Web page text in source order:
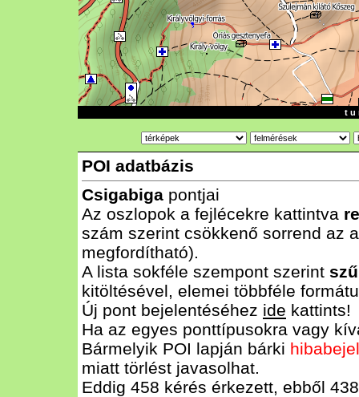
t u
POI adatbázis
Csigabiga pontjai
Az oszlopok a fejlécekre kattintva
szám szerint csökkenő sorrend az
megfordítható).
A lista sokféle szempont szerint
kitöltésével, elemei többféle
Új pont bejelentéséhez ide kattints!
Ha az egyes ponttípusokra vagy
Bármelyik POI lapján bárki
miatt törlést javasolhat.
Eddig 458 kérés érkezett, ebből